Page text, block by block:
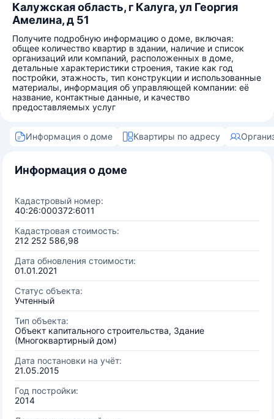
Калужская область, г Калуга, ул Георгия
Амелина, д 51
Получите подробную информацию о доме, включая:
общее количество квартир в здании, наличие и список
организаций или компаний, расположенных в доме,
детальные характеристики строения, такие как год
постройки, этажность, тип конструкции и использованные
материалы, информация об управляющей компании: её
название, контактные данные, и качество
предоставляемых услуг
Информация о доме Квартиры по адресу
Информация о доме
Кадастровый номер:
40:26:000372:6011
Кадастровая стоимость:
212 252 586,98
Дата обновления стоимости:
01.01.2021
Статус объекта:
Учтенный
Тип объекта:
Объект капитального строительства, Здание
(Многоквартирный дом)
Дата постановки на учёт:
21.05.2015
Год постройки:
2014